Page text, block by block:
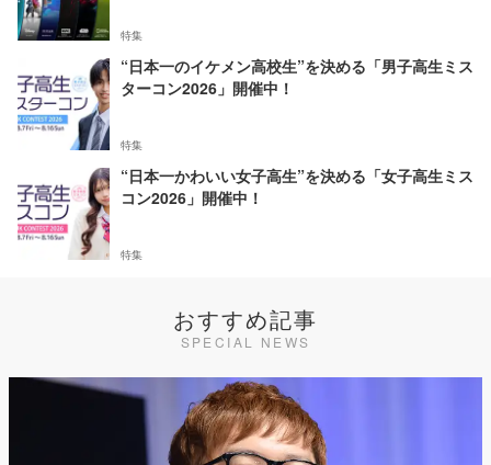
特集
“日本一のイケメン高校生”を決める「男子高生ミス
ターコン2026」開催中！
特集
“日本一かわいい女子高生”を決める「女子高生ミス
コン2026」開催中！
特集
おすすめ記事
SPECIAL NEWS